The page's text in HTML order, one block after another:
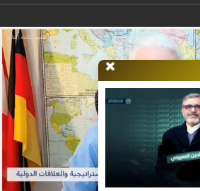
مرکز بروجن برای مطالعات راهبردی، در گفت‌وگو با
که تقویت نظامی گسترده آمریکا در منطقه با هدف فشار
انجام شده، اما واشنگتن به دلیل هشدار کارشناسان
به جنگی فرسایشی و طولانی‌مدت، تمایل واقعی